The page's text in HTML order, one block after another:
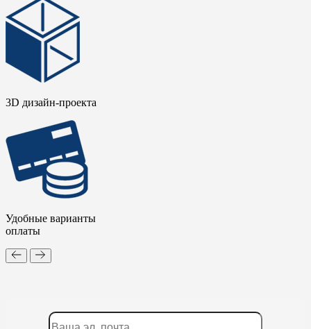
3D дизайн-проекта
Удобные варианты
оплаты